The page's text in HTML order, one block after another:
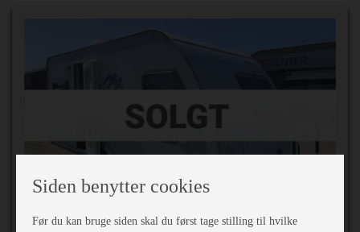
Siden benytter cookies
Før du kan bruge siden skal du først tage stilling til hvilke